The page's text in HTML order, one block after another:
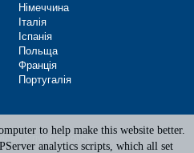
Німеччина
Італія
Іспанія
Польща
Франція
Португалія
Privacy Policy
to help make this website better.
analytics scripts, which all set